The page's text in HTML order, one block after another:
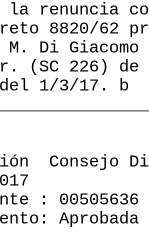
la renuncia
8820/62
Di
(SC 226) de
1/3/17. b
Consejo
: 00505636
Aprobada